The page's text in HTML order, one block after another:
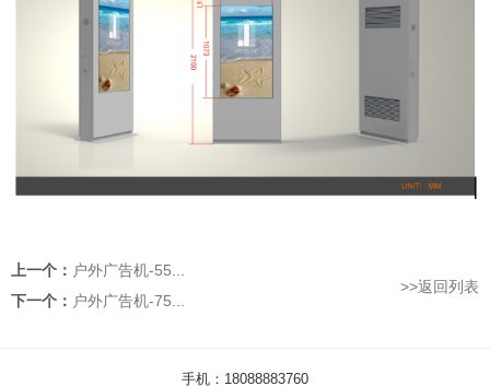
上一个： 户外广告机-55...
下一个： 户外广告机-75...
>>返回列表
手机：18088883760